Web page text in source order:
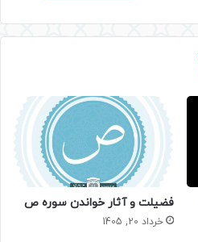
فضیلت و آثار خواندن سوره ص
خرداد 20, 1405